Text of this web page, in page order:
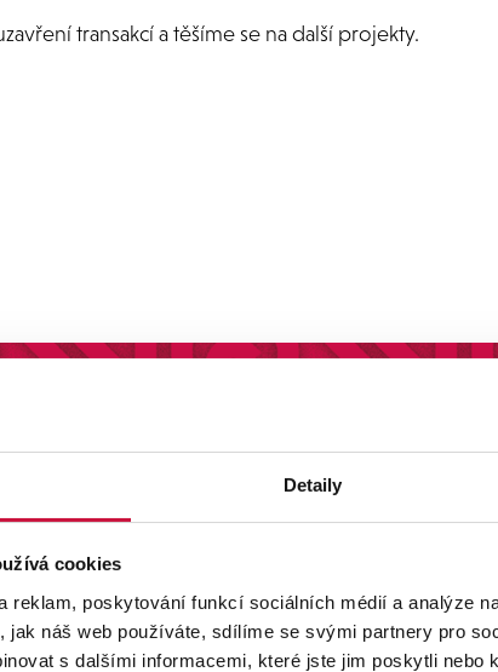
Detaily
cookies
reklam, poskytování funkcí sociálních médií a analýze
jak náš web používáte, sdílíme se svými partnery pro
s dalšími informacemi, které jste jim poskytli nebo
transakcí a těšíme se na další projekty.